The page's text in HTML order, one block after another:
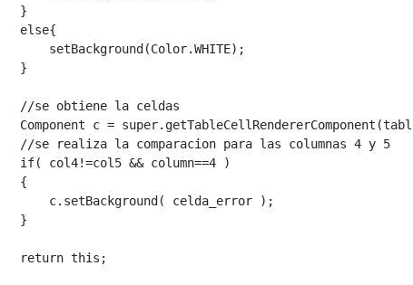
}
else{
setBackground(Color.WHITE);
}
//se obtiene la celdas
Component c =
//se realiza la comparacion para las columnas 4 y 5
if( col4!=col5 && column==4 )
{
c.setBackground( celda_error );
}
return this;